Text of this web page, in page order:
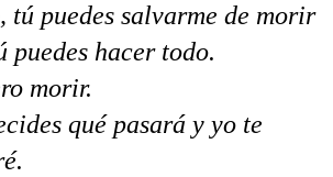
tú puedes salvarme de morir
puedes hacer todo.
morir.
qué pasará y yo te